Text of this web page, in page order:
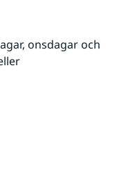
onsdagar och